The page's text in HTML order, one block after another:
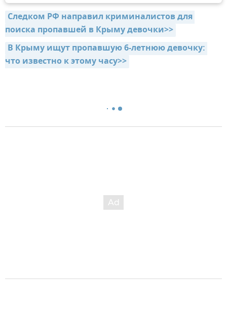
Следком РФ направил криминалистов для
поиска пропавшей в Крыму девочки>>
В Крыму ищут пропавшую 6-летнюю девочку:
что известно к этому часу>>